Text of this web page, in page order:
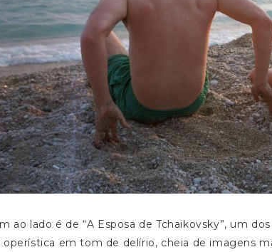
ao lado é de “A Esposa de Tchaikovsky”, um
operística em tom de delírio, cheia de imagens